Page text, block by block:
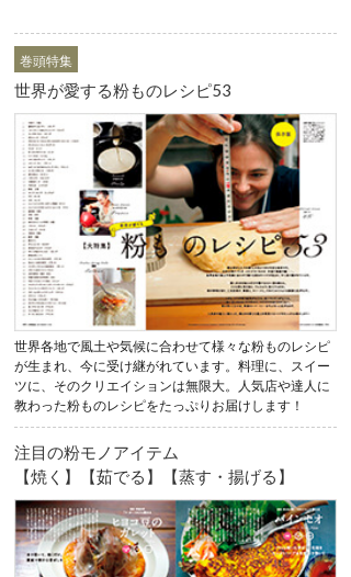
巻頭特集
世界が愛する粉ものレシピ53
世界各地で風土や気候に合わせて様々な粉ものレシピ
が生まれ、今に受け継がれています。料理に、スイー
ツに、そのクリエイションは無限大。人気店や達人に
教わった粉ものレシピをたっぷりお届けします！
注目の粉モノアイテム
【焼く】【茹でる】【蒸す・揚げる】